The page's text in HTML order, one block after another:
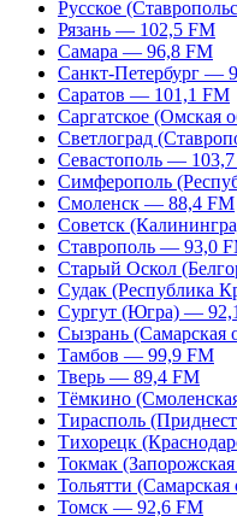
Русское
Рязань — 102,5 FM
Самара — 96,8 FM
Санкт-Петербург —
Саратов — 101,1 FM
Саргатское (Омская
Светлоград
Севастополь —
Симферополь
Смоленск — 88,4 FM
Советск
Ставрополь — 93,0
Старый Оскол
Судак (Республика
Сургут (Югра) —
Сызрань
Тамбов — 99,9 FM
Тверь — 89,4 FM
Тёмкино
Тирасполь
Тихорецк
Токмак
Тольятти
Томск — 92,6 FM